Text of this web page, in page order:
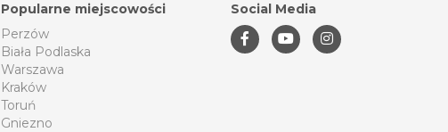
Popularne miejscowości
Perzów
Biała Podlaska
Warszawa
Kraków
Toruń
Gniezno
Social Media